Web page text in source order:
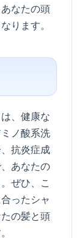
なたの頭
ります。
、健康な
ノ酸系洗
抗炎症成
あなたの
ぜひ、こ
ったシャ
の髪と頭